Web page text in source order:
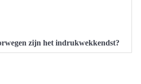
zijn het indrukwekkendst?